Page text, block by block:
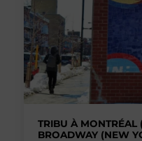
TRIBU À MONTRÉAL
BROADWAY (NEW